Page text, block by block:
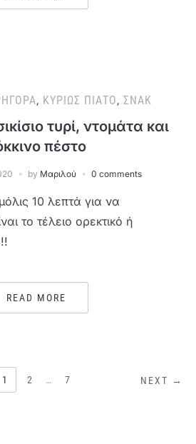
, ΚΥΡΊΩΣ ΠΙΆΤΟ, ΣΝΑΚ
τυρί, ντομάτα και
πέστο
by Μαριλού 0 comments
10 λεπτά για να
το τέλειο ορεκτικό ή
READ MORE
1 2 … 7 NEXT →